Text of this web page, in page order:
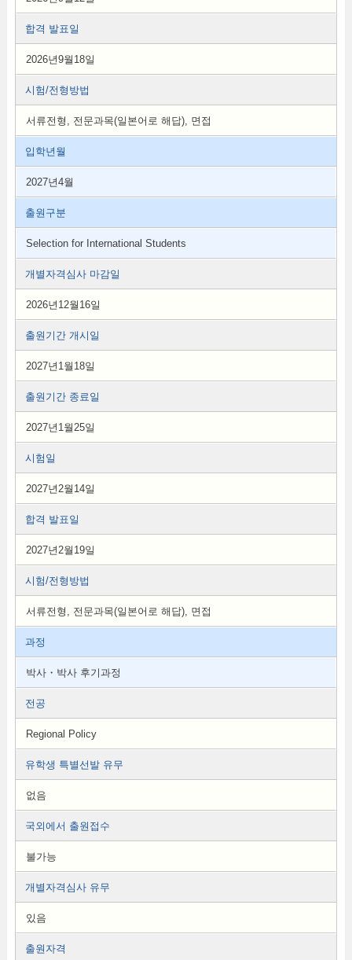
합격 발표일
2026년9월18일
시험/전형방법
서류전형, 전문과목(일본어로 해답), 면접
입학년월
2027년4월
출원구분
Selection for International Students
개별자격심사 마감일
2026년12월16일
출원기간 개시일
2027년1월18일
출원기간 종료일
2027년1월25일
시험일
2027년2월14일
합격 발표일
2027년2월19일
시험/전형방법
서류전형, 전문과목(일본어로 해답), 면접
과정
박사・박사 후기과정
전공
Regional Policy
유학생 특별선발 유무
없음
국외에서 출원접수
불가능
개별자격심사 유무
있음
출원자격